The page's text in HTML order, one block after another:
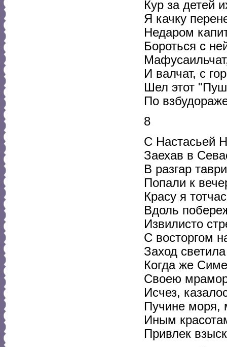
Кур за детей
Я качку
Недаром
Бороться с
И валчат, с
Шел этот
По
8
С Настасьей
Заехав в
В разгар
Попали к
Красу я
Вдоль
Извилисто
С восторгом
Заход
Когда же
Своею
Исчез,
Пучине моря,
Иным
Привлек